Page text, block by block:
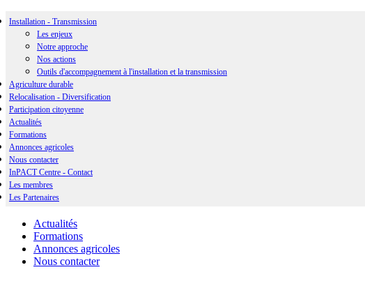
Installation - Transmission
Les enjeux
Notre approche
Nos actions
Outils d'accompagnement à l'installation et la transmission
Agriculture durable
Relocalisation - Diversification
Participation citoyenne
Actualités
Formations
Annonces agricoles
Nous contacter
InPACT Centre - Contact
Les membres
Les Partenaires
Actualités
Formations
Annonces agricoles
Nous contacter